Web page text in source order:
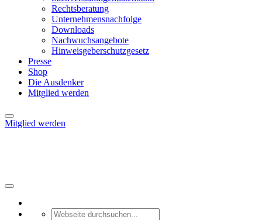
Rechtsberatung
Unternehmensnachfolge
Downloads
Nachwuchsangebote
Hinweisgeberschutzgesetz
Presse
Shop
Die Ausdenker
Mitglied werden
Mitglied werden